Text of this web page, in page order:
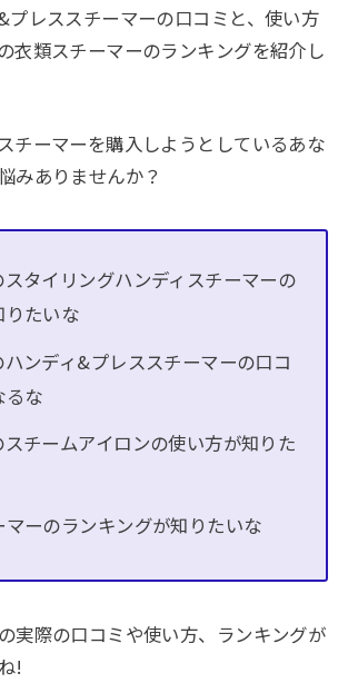
プレススチーマーの口コミと、使い方
衣類スチーマーのランキングを紹介し
チーマーを購入しようとしているあな
みありませんか？
スタイリングハンディスチーマーの
りたいな
ハンディ&プレススチーマーの口コ
るな
スチームアイロンの使い方が知りた
ーのランキングが知りたいな
実際の口コミや使い方、ランキングが
!